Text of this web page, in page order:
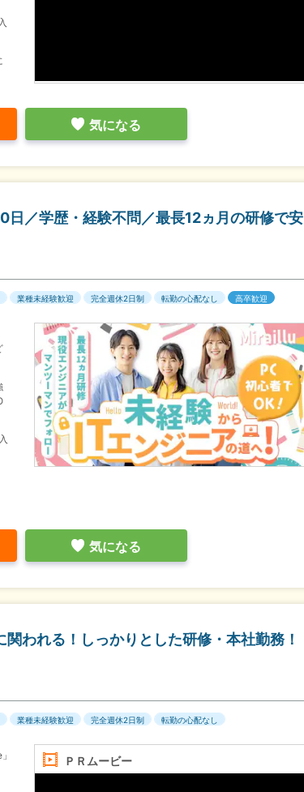
気になる
日／学歴・経験不問／最長12ヵ月の研修で安
業種未経験歓迎 完全週休2日制 転勤の心配なし 高卒歓迎
気になる
われる！しっかりとした研修・本社勤務！
業種未経験歓迎 完全週休2日制 転勤の心配なし
ＰＲムービー